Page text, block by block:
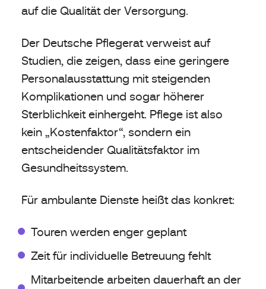
auf die Qualität der Versorgung.
Der Deutsche Pflegerat verweist auf
Studien, die zeigen, dass eine geringere
Personalausstattung mit steigenden
Komplikationen und sogar höherer
Sterblichkeit einhergeht. Pflege ist also
kein „Kostenfaktor“, sondern ein
entscheidender Qualitätsfaktor im
Gesundheitssystem.
Für ambulante Dienste heißt das konkret:
Touren werden enger geplant
Zeit für individuelle Betreuung fehlt
Mitarbeitende arbeiten dauerhaft an der